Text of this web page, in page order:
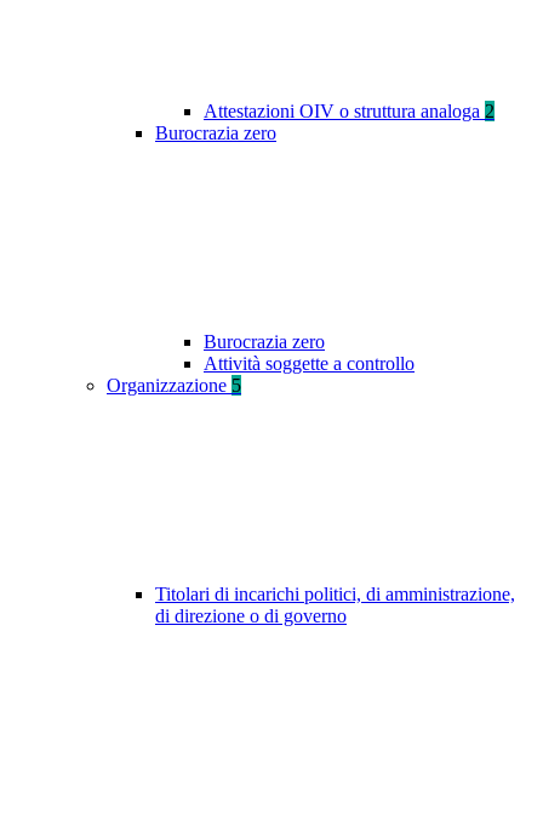
Attestazioni OIV o struttura analoga 2
Burocrazia zero
Burocrazia zero
Attività soggette a controllo
Organizzazione 5
Titolari di incarichi politici, di amministrazione,
di direzione o di governo